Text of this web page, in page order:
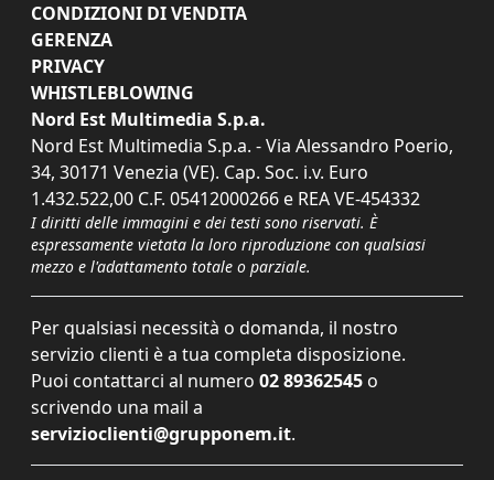
CONDIZIONI DI VENDITA
GERENZA
PRIVACY
WHISTLEBLOWING
Nord Est Multimedia S.p.a.
Nord Est Multimedia S.p.a. - Via Alessandro Poerio,
34, 30171 Venezia (VE). Cap. Soc. i.v. Euro
1.432.522,00 C.F. 05412000266 e REA VE-454332
I diritti delle immagini e dei testi sono riservati. È
espressamente vietata la loro riproduzione con qualsiasi
mezzo e l'adattamento totale o parziale.
Per qualsiasi necessità o domanda, il nostro
servizio clienti è a tua completa disposizione.
Puoi contattarci al numero 02 89362545 o
scrivendo una mail a
servizioclienti@grupponem.it.